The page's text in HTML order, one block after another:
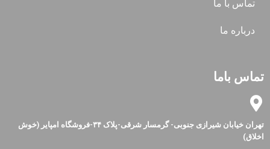
تماس با ما
درباره ما
تماس باما
تهران خیابان شیرازی جنوبی- گرمسار شرقی-پلاک ۳۴-فروشگاه امپایر (خوش
اخلاق)